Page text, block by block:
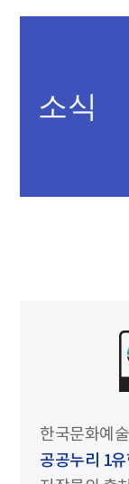
소식
한국문화예
공공누리 1